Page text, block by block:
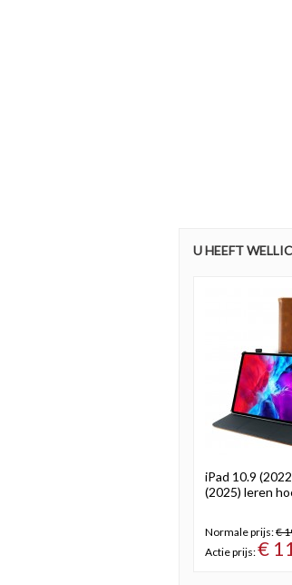
U HEEFT
iPad 10.9
(2025) leren
Normale prijs:€
Actie prijs:€